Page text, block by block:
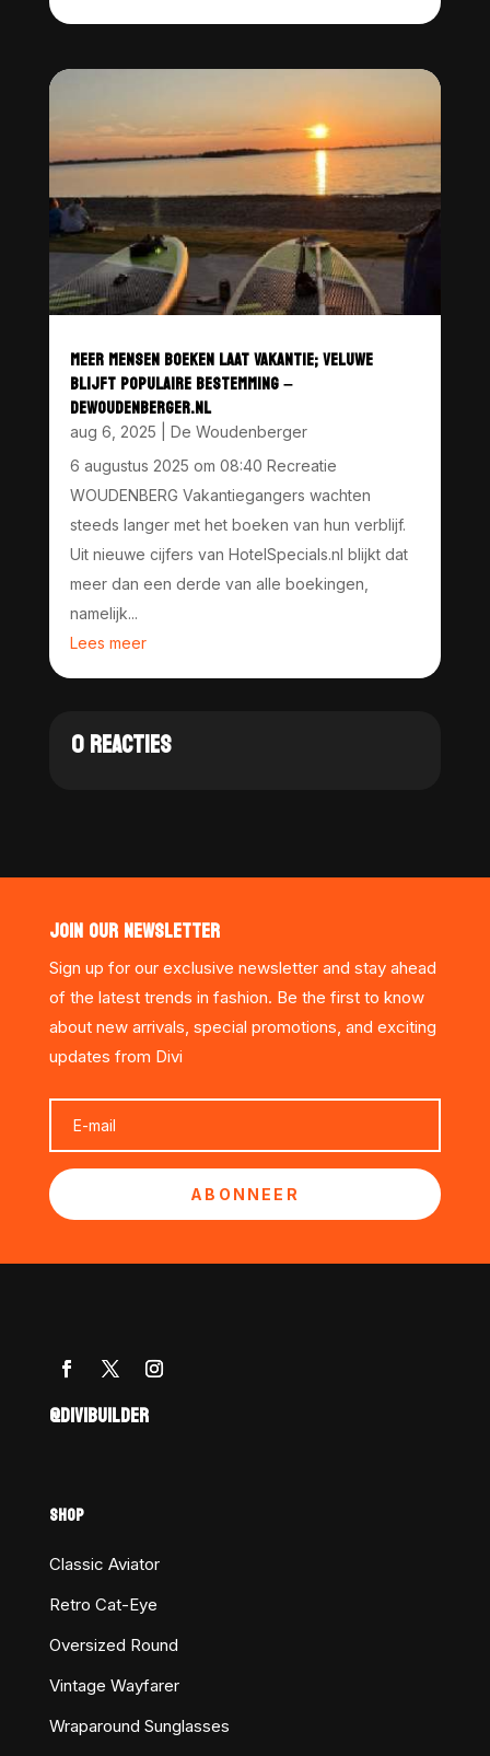
MEER MENSEN BOEKEN LAAT VAKANTIE; VELUWE
BLIJFT POPULAIRE BESTEMMING –
DEWOUDENBERGER.NL
aug 6, 2025
De Woudenberger
6 augustus 2025 om 08:40 Recreatie
WOUDENBERG Vakantiegangers wachten
steeds langer met het boeken van hun verblijf.
Uit nieuwe cijfers van HotelSpecials.nl blijkt dat
meer dan een derde van alle boekingen,
namelijk...
Lees meer
0 REACTIES
JOIN OUR NEWSLETTER
Sign up for our exclusive newsletter and stay ahead
of the latest trends in fashion. Be the first to know
about new arrivals, special promotions, and exciting
updates from Divi
ABONNEER
@DIVIBUILDER
SHOP
Classic Aviator
Retro Cat-Eye
Oversized Round
Vintage Wayfarer
Wraparound Sunglasses